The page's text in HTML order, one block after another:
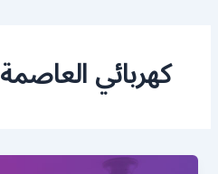
كهربائي العاصمة